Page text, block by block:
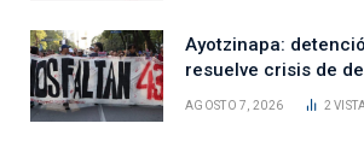
Ayotzinapa:
resuelve crisis de
AGOSTO 7, 2026 2